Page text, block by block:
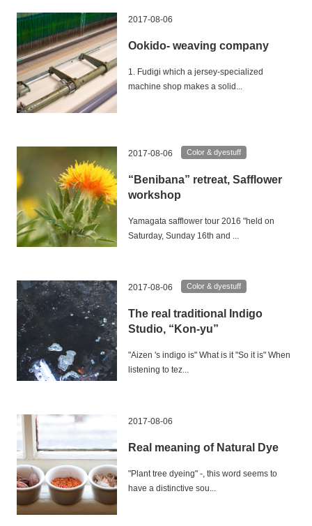
2017-08-06
Ookido- weaving company
1. Fudigi which a jersey-specialized
machine shop makes a solid...
2017-08-06 Color & dyestuff
“Benibana” retreat, Safflower
workshop
Yamagata safflower tour 2016 "held on
Saturday, Sunday 16th and ...
2017-08-06 Color & dyestuff
The real traditional Indigo
Studio, “Kon-yu”
"Aizen 's indigo is" What is it "So it is" When
listening to tez...
2017-08-06
Real meaning of Natural Dye
"Plant tree dyeing" -, this word seems to
have a distinctive sou...